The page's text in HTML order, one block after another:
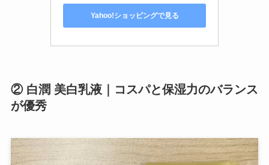
Yahoo!ショッピングで見る
② 白潤 美白乳液｜コスパと保湿力のバランス
が優秀